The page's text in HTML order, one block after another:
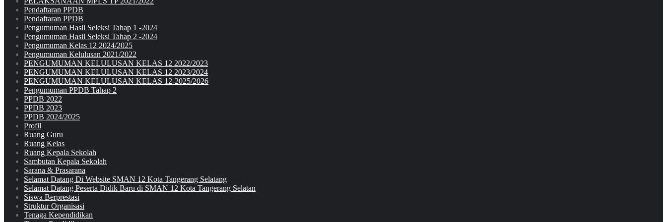
Pendaftaran PPDB
Pendaftaran PPDB
Pengumuman Hasil Seleksi Tahap 1 -2024
Pengumuman Hasil Seleksi Tahap 2 -2024
Pengumuman Kelas 12 2024/2025
Pengumuman Kelulusan 2021/2022
PENGUMUMAN KELULUSAN KELAS 12 2022/2023
PENGUMUMAN KELULUSAN KELAS 12 2023/2024
PENGUMUMAN KELULUSAN KELAS 12-2025/2026
Pengumuman PPDB Tahap 2
PPDB 2022
PPDB 2023
PPDB 2024/2025
Profil
Ruang Guru
Ruang Kelas
Ruang Kepala Sekolah
Sambutan Kepala Sekolah
Sarana & Prasarana
Selamat Datang Di Website SMAN 12 Kota Tangerang Selatang
Selamat Datang Peserta Didik Baru di SMAN 12 Kota Tangerang Selatan
Siswa Berprestasi
Struktur Organisasi
Tenaga Kependidikan